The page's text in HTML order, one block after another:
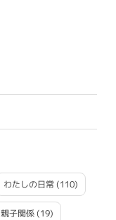
わたしの日常(110)
親子関係(19)